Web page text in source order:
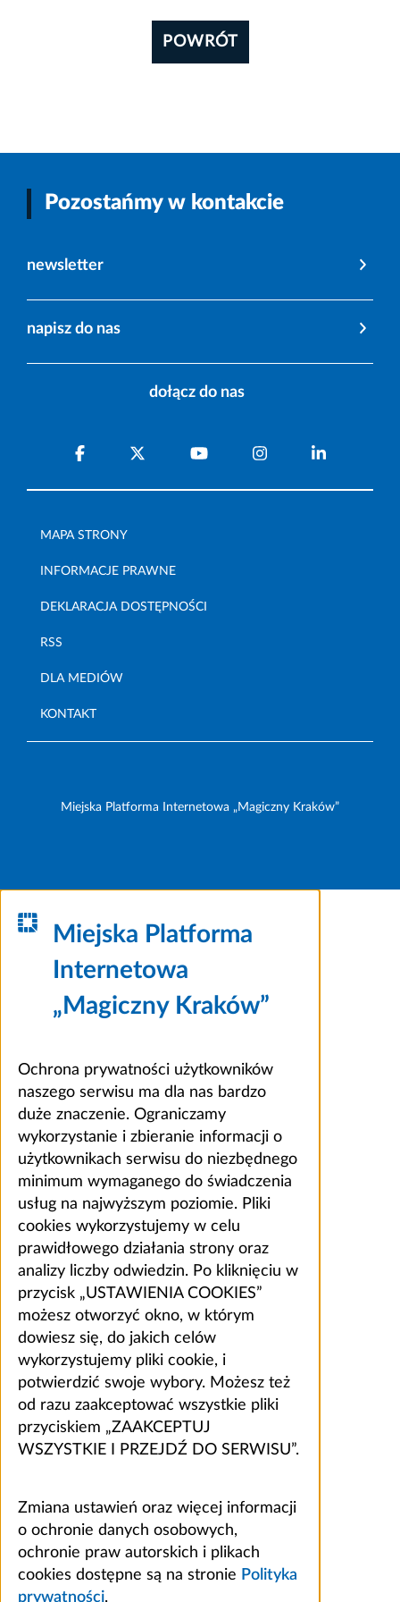
POWRÓT
Pozostańmy w kontakcie
newsletter
napisz do nas
dołącz do nas
MAPA STRONY
INFORMACJE PRAWNE
DEKLARACJA DOSTĘPNOŚCI
RSS
DLA MEDIÓW
KONTAKT
Miejska Platforma Internetowa „Magiczny Kraków”
Miejska Platforma
Internetowa
„Magiczny Kraków”
Ochrona prywatności użytkowników
naszego serwisu ma dla nas bardzo
duże znaczenie. Ograniczamy
wykorzystanie i zbieranie informacji o
użytkownikach serwisu do niezbędnego
minimum wymaganego do świadczenia
usług na najwyższym poziomie. Pliki
cookies wykorzystujemy w celu
prawidłowego działania strony oraz
analizy liczby odwiedzin. Po kliknięciu w
przycisk „USTAWIENIA COOKIES”
możesz otworzyć okno, w którym
dowiesz się, do jakich celów
wykorzystujemy pliki cookie, i
potwierdzić swoje wybory. Możesz też
od razu zaakceptować wszystkie pliki
przyciskiem „ZAAKCEPTUJ
WSZYSTKIE I PRZEJDŹ DO SERWISU”.
Zmiana ustawień oraz więcej informacji
o ochronie danych osobowych,
ochronie praw autorskich i plikach
cookies dostępne są na stronie Polityka
prywatności.